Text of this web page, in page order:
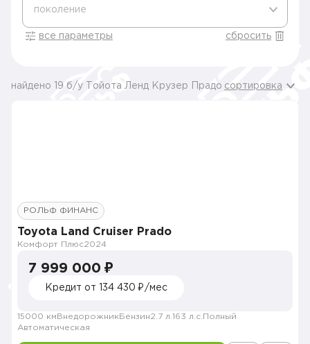
поколение
все параметры сбросить
найдено 19 б/у Тойота Ленд Крузер Прадо сортировка
РОЛЬФ ФИНАНС
Toyota Land Cruiser Prado
Комфорт Плюс2024
7 999 000 ₽
Кредит от 134 430 ₽/мес
15000 км Внедорожник Бензин2.7 л. 163 л.с. Полный
Автоматическая